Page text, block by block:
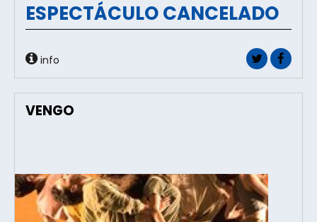
ESPECTÁCULO CANCELADO
info
VENGO